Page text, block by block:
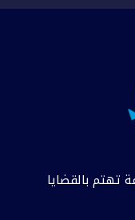
تهتم بالقضايا